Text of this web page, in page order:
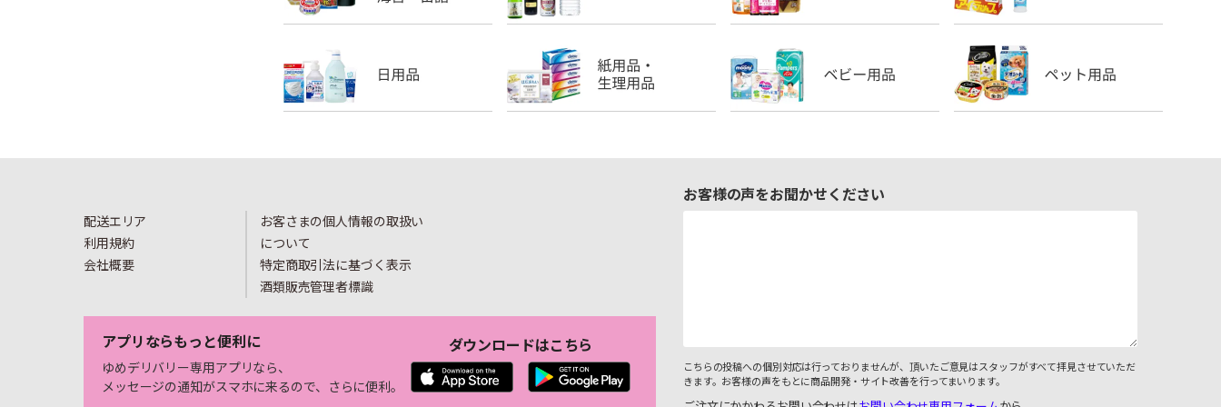
配送エリア
利用規約
会社概要
お客さまの個人情報の取扱い
について
特定商取引法に基づく表示
酒類販売管理者標識
アプリならもっと便利に
ゆめデリバリー専用アプリなら、
メッセージの通知がスマホに来るので、さらに便利。
ダウンロードはこちら
お客様の声をお聞かせください
こちらの投稿への個別対応は行っておりませんが、頂いたご意見はスタッフがすべて拝見させていただ
きます。お客様の声をもとに商品開発・サイト改善を行ってまいります。